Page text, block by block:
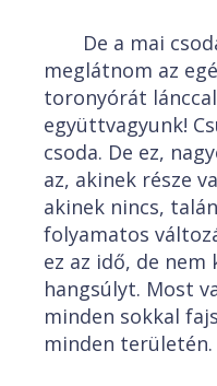
De a mai
meglátnom az
toronyórát
együttvagyunk!
csoda. De ez,
az, akinek része
akinek nincs,
folyamatos
ez az idő, de
hangsúlyt. Most
minden sokkal
minden területén.